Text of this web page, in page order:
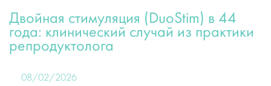
Двойная стимуляция (DuoStim) в 44
года: клинический случай из практики
репродуктолога
08/02/2026